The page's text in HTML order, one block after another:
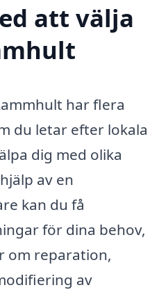
att välja
har flera
du letar efter lokala
dig med olika
av en
kan du få
för dina behov,
om reparation,
av